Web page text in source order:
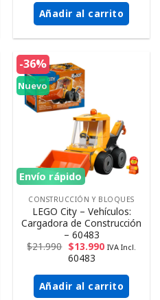
Añadir al carrito
-36%
Nuevo
Envío rápido
CONSTRUCCIÓN Y BLOQUES
LEGO City – Vehículos:
Cargadora de Construcción
– 60483
$21.990 $13.990 IVA Incl.
60483
Añadir al carrito